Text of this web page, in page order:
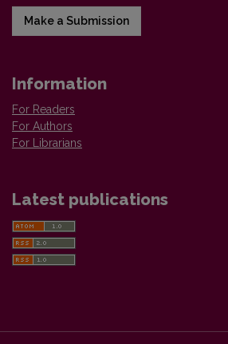
Make a Submission
Information
For Readers
For Authors
For Librarians
Latest publications